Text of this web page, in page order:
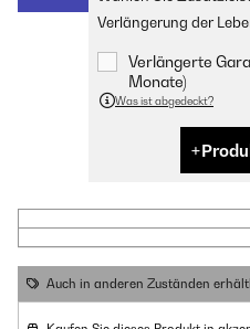
Verlängerung der
Verlängerte
Monate)
Was ist abgedeckt?
Auch in anderen Zuständen